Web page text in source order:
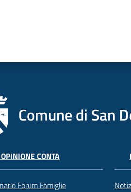
Comune di San
CONTA
Forum Famiglie